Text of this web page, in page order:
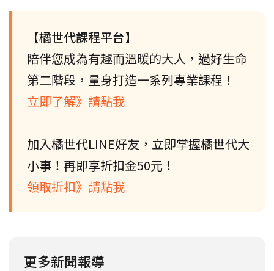
【橘世代課程平台】
陪伴您成為有趣而溫暖的大人，過好生命
第二階段，量身打造一系列專業課程！
立即了解》請點我
加入橘世代LINE好友，立即掌握橘世代大
小事！再即享折扣金50元！
領取折扣》請點我
更多新聞報導